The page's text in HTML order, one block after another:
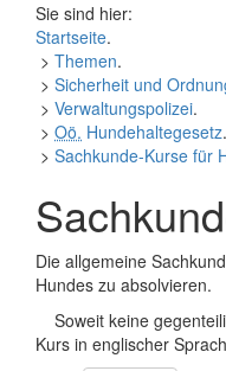
Sie sind hier:
Startseite.
> Themen.
> Sicherheit und
> Verwaltungspolizei.
> Oö. Hundehaltegesetz.
> Sachkunde-Kurse für
Die allgemeine
Hundes zu absolvieren.
Soweit keine
Kurs in englischer